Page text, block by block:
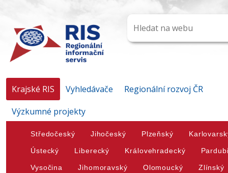
Krajské RIS Vyhledávače
Regionální rozvoj ČR
Výzkumné projekty
Středočeský Jihočeský Plzeňský
Ústecký Liberecký Královehradecký
Vysočina Jihomoravský Olomoucký Zlínský